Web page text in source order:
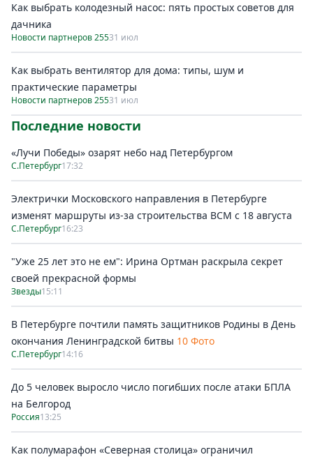
Как выбрать колодезный насос: пять простых советов для
дачника
Новости партнеров 25531 июл
Как выбрать вентилятор для дома: типы, шум и
практические параметры
Новости партнеров 25531 июл
Последние новости
«Лучи Победы» озарят небо над Петербургом
С.Петербург17:32
Электрички Московского направления в Петербурге
изменят маршруты из-за строительства ВСМ с 18 августа
С.Петербург16:23
"Уже 25 лет это не ем": Ирина Ортман раскрыла секрет
своей прекрасной формы
Звезды15:11
В Петербурге почтили память защитников Родины в День
окончания Ленинградской битвы 10 Фото
С.Петербург14:16
До 5 человек выросло число погибших после атаки БПЛА
на Белгород
Россия13:25
Как полумарафон «Северная столица» ограничил